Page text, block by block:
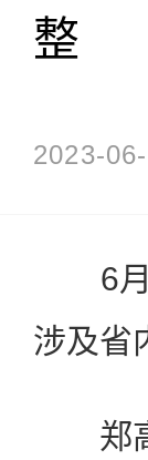
整
2023-
6月
涉及省
郑高